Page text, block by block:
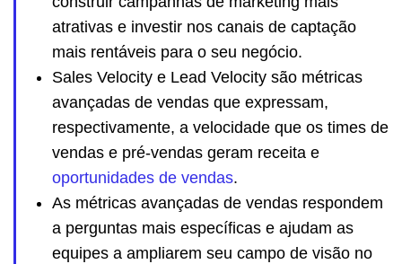
atrativas e investir nos canais de captação
mais rentáveis para o seu negócio.
Sales Velocity e Lead Velocity são métricas
avançadas de vendas que expressam,
respectivamente, a velocidade que os times de
vendas e pré-vendas geram receita e
oportunidades de vendas.
As métricas avançadas de vendas respondem
a perguntas mais específicas e ajudam as
equipes a ampliarem seu campo de visão no